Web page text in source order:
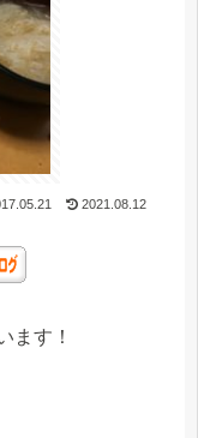
2021.08.12
ます！